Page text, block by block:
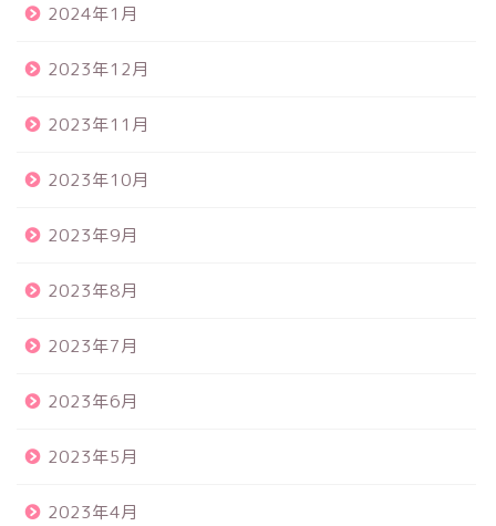
2024年1月
2023年12月
2023年11月
2023年10月
2023年9月
2023年8月
2023年7月
2023年6月
2023年5月
2023年4月